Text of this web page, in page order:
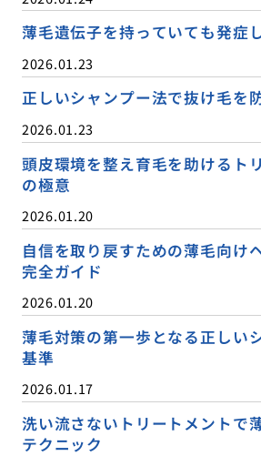
薄毛遺伝子を持っていても発症
2026.01.23
正しいシャンプー法で抜け毛を
2026.01.23
頭皮環境を整え育毛を助けるト
の極意
2026.01.20
自信を取り戻すための薄毛向け
完全ガイド
2026.01.20
薄毛対策の第一歩となる正しい
基準
2026.01.17
洗い流さないトリートメントで
テクニック